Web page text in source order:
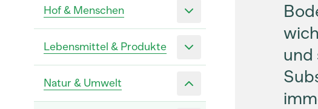
Hof & Menschen
Lebensmittel & Produkte
Natur & Umwelt
und